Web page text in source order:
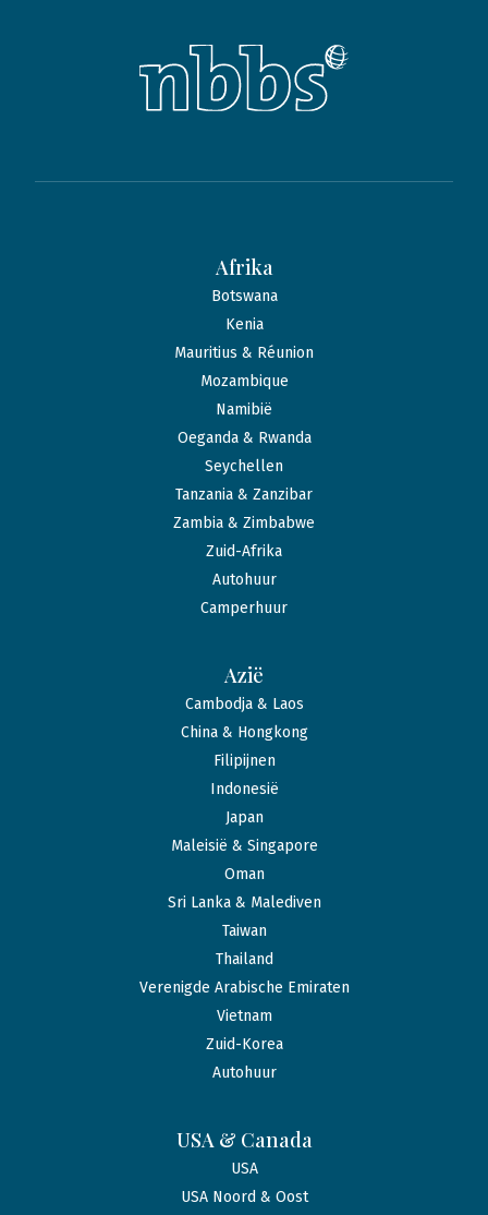
Afrika
Botswana
Kenia
Mauritius & Réunion
Mozambique
Namibië
Oeganda & Rwanda
Seychellen
Tanzania & Zanzibar
Zambia & Zimbabwe
Zuid-Afrika
Autohuur
Camperhuur
Azië
Cambodja & Laos
China & Hongkong
Filipijnen
Indonesië
Japan
Maleisië & Singapore
Oman
Sri Lanka & Malediven
Taiwan
Thailand
Verenigde Arabische Emiraten
Vietnam
Zuid-Korea
Autohuur
USA & Canada
USA
USA Noord & Oost